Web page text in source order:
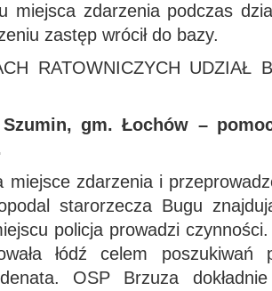
miejsca zdarzenia podczas
zastęp wrócił do bazy.
RATOWNICZYCH UDZIAŁ
Szumin, gm. Łochów –
miejsce zdarzenia i
starorzecza Bugu
policja prowadzi
łódź celem poszukiwań
OSP Brzuza